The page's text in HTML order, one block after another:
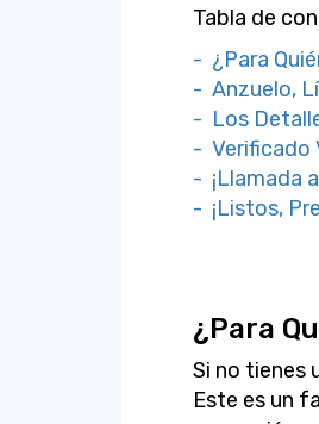
Tabla de
- ¿Para
- Anzuelo,
- Los
- Verificado
- ¡Llamada
- ¡Listos,
¿Para
Si no tienes
Este es un